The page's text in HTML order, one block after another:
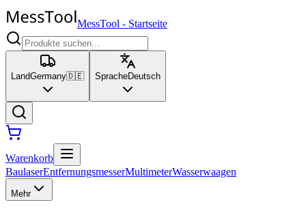
MessTool - Startseite
LandGermany🇩🇪 SpracheDeutsch
Warenkorb
BaulaserEntfernungsmesserMultimeterWasserwaagen
Mehr